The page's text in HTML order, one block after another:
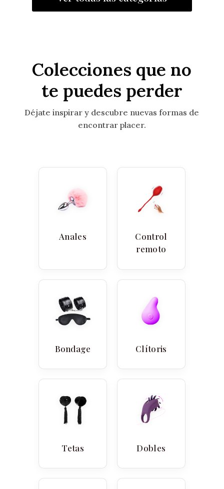
Colecciones que no
te puedes perder
Déjate inspirar y descubre nuevas formas de
encontrar placer.
Anales
Control
remoto
Bondage Clítoris
Tetas Dobles